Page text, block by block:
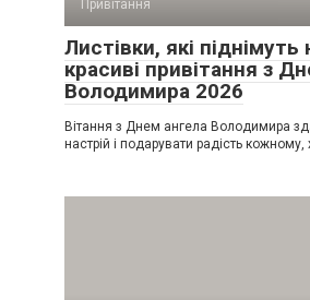
Привітання
Листівки, які піднімуть
красиві привітання з
Володимира 2026
Вітання з Днем ангела Володимира
настрій і подарувати радість кожному,